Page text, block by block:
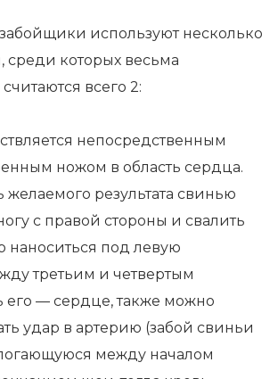
используют несколько
среди которых весьма
всего 2:
непосредственным
ножом в область сердца.
желаемого результата свинью
с правой стороны и свалить
наноситься под левую
третьим и четвертым
его — сердце, также можно
удар в артерию (забой свиньи
между началом